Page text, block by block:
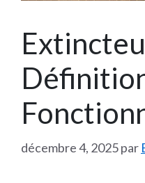
décembre 4, 2025par